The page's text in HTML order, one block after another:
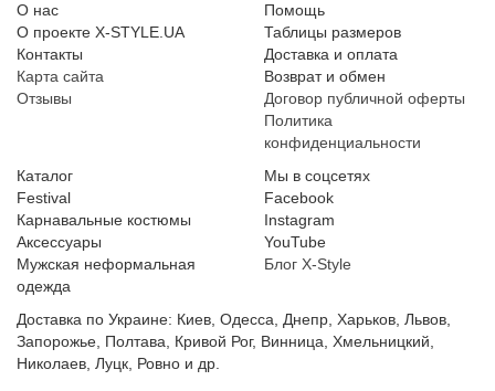
О нас
О проекте X-STYLE.UA
Контакты
Карта сайта
Отзывы
Помощь
Таблицы размеров
Доставка и оплата
Возврат и обмен
Договор публичной оферты
Политика
конфиденциальности
Каталог
Festival
Карнавальные костюмы
Аксессуары
Мужская неформальная
одежда
Мы в соцсетях
Facebook
Instagram
YouTube
Блог X-Style
Доставка по Украине: Киев, Одесса, Днепр, Харьков, Львов,
Запорожье, Полтава, Кривой Рог, Винница, Хмельницкий,
Николаев, Луцк, Ровно и др.